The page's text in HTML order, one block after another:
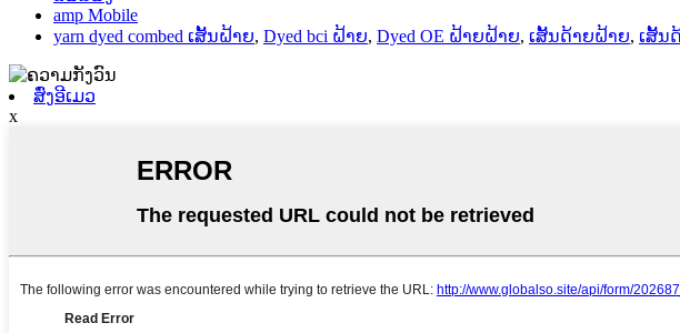
amp Mobile
yarn dyed combed ເສັ້ນຝ້າຍ, Dyed bci ຝ້າຍ, Dyed OE ຝ້າຍຝ້າຍ, ເສັ້ນດ້າຍຝ້າຍ, ເສັ້ນ
ສົ່ງອີເມວ
x